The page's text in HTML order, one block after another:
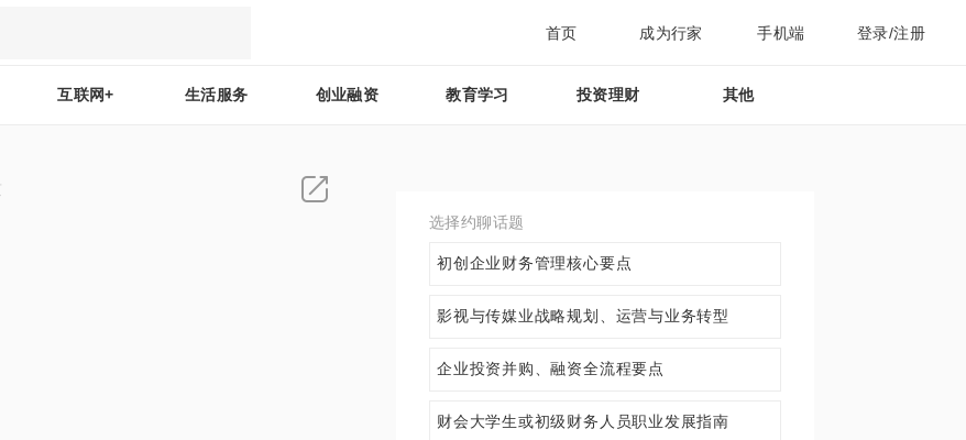
首页 成为行家 手机端 登录/注册
互联网+ 生活服务 创业融资 教育学习 投资理财 其他
选择约聊话题
初创企业财务管理核心要点
影视与传媒业战略规划、运营与业务转型
企业投资并购、融资全流程要点
财会大学生或初级财务人员职业发展指南